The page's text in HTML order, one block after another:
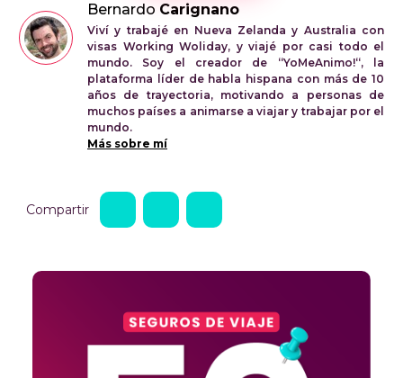
Bernardo Carignano
Viví y trabajé en Nueva Zelanda y Australia con
visas Working Woliday, y viajé por casi todo el
mundo. Soy el creador de “YoMeAnimo!“, la
plataforma líder de habla hispana con más de 10
años de trayectoria, motivando a personas de
muchos países a animarse a viajar y trabajar por el
mundo.
Más sobre mí
Compartir